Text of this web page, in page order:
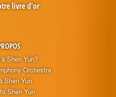
Shen Yun?
Orchestra
Shen Yun
Shen Yun
livre d'or